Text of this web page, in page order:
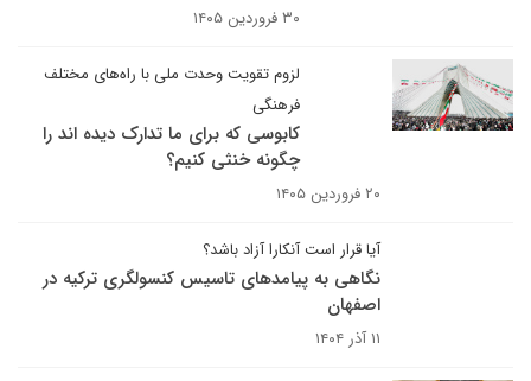
۳۰ فروردین ۱۴۰۵
لزوم تقویت وحدت ملی با راه‌های مختلف
فرهنگی
کابوسی که برای ما تدارک دیده اند را
چگونه خنثی کنیم؟
۲۰ فروردین ۱۴۰۵
آیا قرار است آنکارا آزاد باشد؟
نگاهی به پیامدهای تاسیس کنسولگری ترکیه در
اصفهان
۱۱ آذر ۱۴۰۴